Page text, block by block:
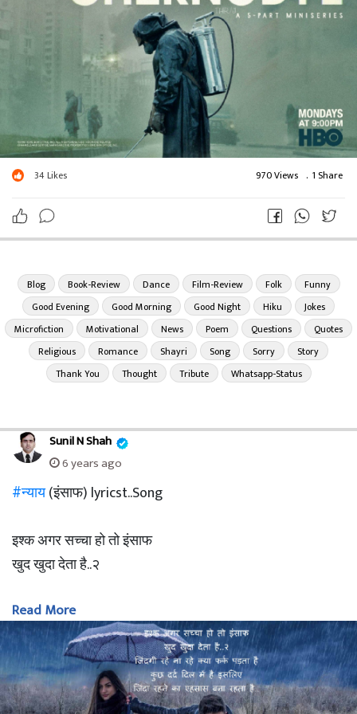
34Likes 970 Views . 1 Share
Blog Book-Review Dance Film-Review Folk
Funny
Good Evening
Good Morning Good Night Hiku
Jokes
Microfiction
Motivational News Poem Questions
Quotes
Religious
Romance Shayri Song Sorry
Story
Thank You
Thought Tribute Whatsapp-Status
Sunil N Shah
6 years ago
#न्याय(इंसाफ) lyricst..Song
इश्क अगर सच्चा हो तो इंसाफ
खुद खुदा देता है..२
जिंदगी रहे ना रहे.. क्या फर्क पड़ता है
कुछ दर्द दिल में है इसलिए
जिंदा रहने का एहसास बना रहता है..
जिंदा रहने का एहसास बना रहता है..
Read More